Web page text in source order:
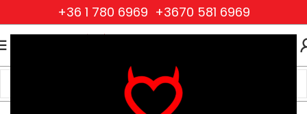
+36 1 780 6969 +3670 581 6969
Mellbimbóizgatók
Mellbimbó csíptetők